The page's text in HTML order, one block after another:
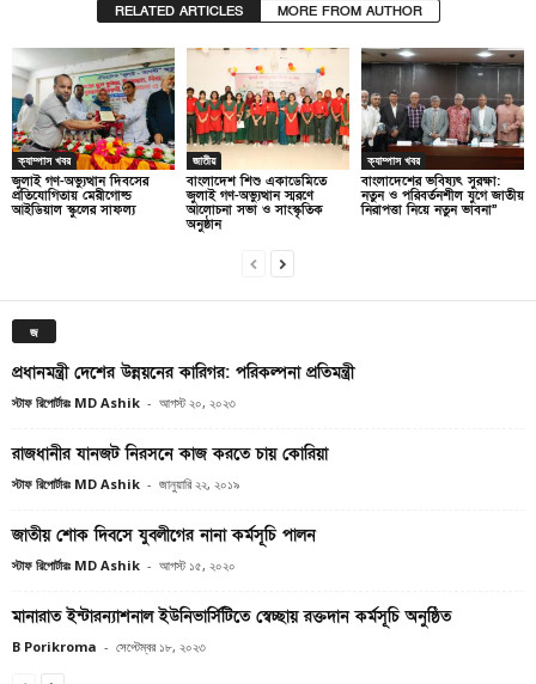
RELATED ARTICLES MORE FROM AUTHOR
ক্যাম্পাস খবর
জুলাই গণ-অভ্যুত্থান দিবসের
প্রতিযোগিতায় মেরীগোল্ড
আইডিয়াল স্কুলের সাফল্য
জাতীয়
বাংলাদেশ শিশু একাডেমিতে
জুলাই গণ-অভ্যুত্থান স্মরণে
আলোচনা সভা ও সাংস্কৃতিক
অনুষ্ঠান
ক্যাম্পাস খবর
বাংলাদেশের ভবিষ্যৎ সুরক্ষা:
নতুন ও পরিবর্তনশীল যুগে জাতীয়
নিরাপত্তা নিয়ে নতুন ভাবনা”
জ
প্রধানমন্ত্রী দেশের উন্নয়নের কারিগর: পরিকল্পনা প্রতিমন্ত্রী
স্টাফ রিপোর্টারঃ MD Ashik - আগস্ট ২০, ২০২৩
রাজধানীর যানজট নিরসনে কাজ করতে চায় কোরিয়া
স্টাফ রিপোর্টারঃ MD Ashik - জানুয়ারি ২২, ২০১৯
জাতীয় শোক দিবসে যুবলীগের নানা কর্মসূচি পালন
স্টাফ রিপোর্টারঃ MD Ashik - আগস্ট ১৫, ২০২০
মানারাত ইন্টারন্যাশনাল ইউনিভার্সিটিতে স্বেচ্ছায় রক্তদান কর্মসূচি অনুষ্ঠিত
B Porikroma - সেপ্টেম্বর ১৮, ২০২৩